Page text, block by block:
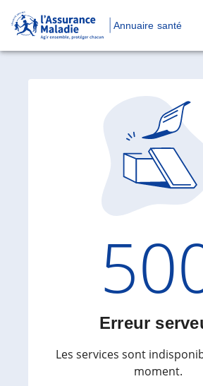
Annuaire santé
Erreur
Les services sont
moment.